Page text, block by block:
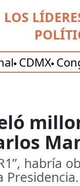
LOS
CDMX
habría
Presidencia.